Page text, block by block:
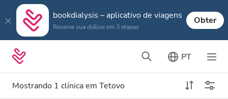
bookdialysis – aplicativo de viagens
Reserve sua diálise em 3 etapas
Obter
PT
Mostrando 1 clínica em Tetovo